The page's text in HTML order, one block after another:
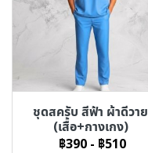
ชุดสครับ สีฟ้า ผ้าดีวาย
(เสื้อ+กางเกง)
฿390 - ฿510